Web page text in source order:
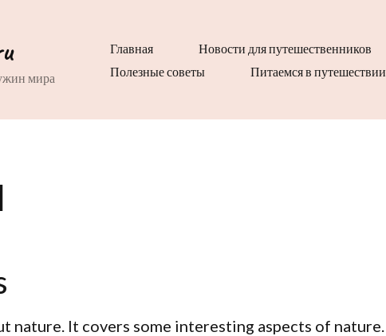
мира
Главная Новости для путешественников
Полезные советы
Питаемся в путешествии
nature. It covers some interesting aspects of nature.